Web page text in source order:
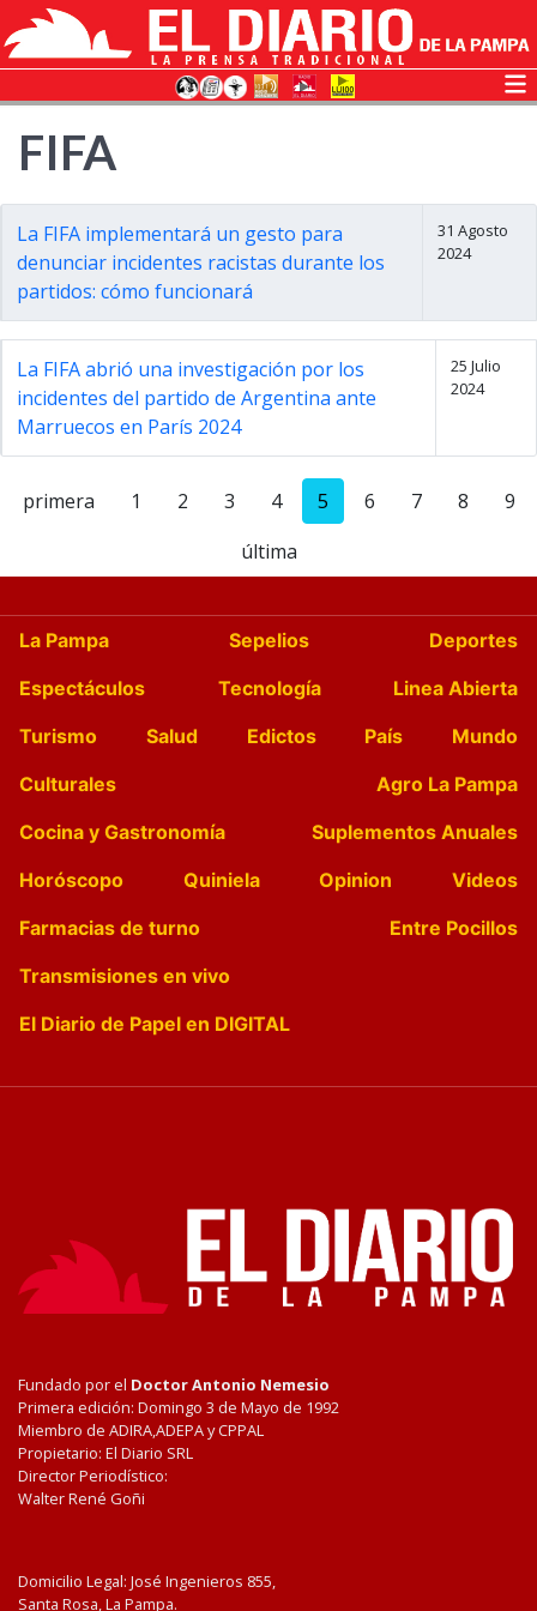
FIFA
La FIFA implementará un gesto para
denunciar incidentes racistas durante los
partidos: cómo funcionará
31 Agosto
2024
La FIFA abrió una investigación por los
incidentes del partido de Argentina ante
Marruecos en París 2024
25 Julio
2024
primera 1 2 3 4 5 6 7 8
9
última
La Pampa Sepelios
Deportes
Espectáculos
Tecnología
Linea Abierta
Turismo
Salud Edictos País
Mundo
Culturales
Agro La Pampa
Cocina y Gastronomía
Suplementos Anuales
Horóscopo
Quiniela Opinion
Videos
Farmacias de turno
Entre Pocillos
Transmisiones en vivo
El Diario de Papel en DIGITAL
Fundado por el Doctor Antonio Nemesio
Primera edición: Domingo 3 de Mayo de 1992
Miembro de ADIRA,ADEPA y CPPAL
Propietario: El Diario SRL
Director Periodístico:
Walter René Goñi
Domicilio Legal: José Ingenieros 855,
Santa Rosa, La Pampa.